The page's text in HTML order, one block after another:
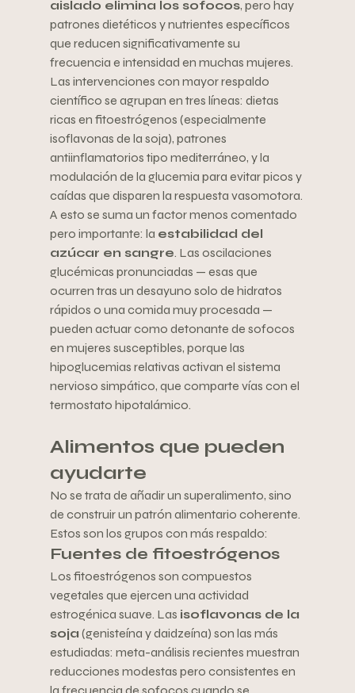
aislado elimina los sofocos, pero hay
patrones dietéticos y nutrientes específicos
que reducen significativamente su
frecuencia e intensidad en muchas mujeres.
Las intervenciones con mayor respaldo
científico se agrupan en tres líneas: dietas
ricas en fitoestrógenos (especialmente
isoflavonas de la soja), patrones
antiinflamatorios tipo mediterráneo, y la
modulación de la glucemia para evitar picos y
caídas que disparen la respuesta vasomotora.
A esto se suma un factor menos comentado
pero importante: la estabilidad del
azúcar en sangre. Las oscilaciones
glucémicas pronunciadas — esas que
ocurren tras un desayuno solo de hidratos
rápidos o una comida muy procesada —
pueden actuar como detonante de sofocos
en mujeres susceptibles, porque las
hipoglucemias relativas activan el sistema
nervioso simpático, que comparte vías con el
termostato hipotalámico.
Alimentos que pueden
ayudarte
No se trata de añadir un superalimento, sino
de construir un patrón alimentario coherente.
Estos son los grupos con más respaldo:
Fuentes de fitoestrógenos
Los fitoestrógenos son compuestos
vegetales que ejercen una actividad
estrogénica suave. Las isoflavonas de la
soja (genisteína y daidzeína) son las más
estudiadas: meta-análisis recientes muestran
reducciones modestas pero consistentes en
la frecuencia de sofocos cuando se